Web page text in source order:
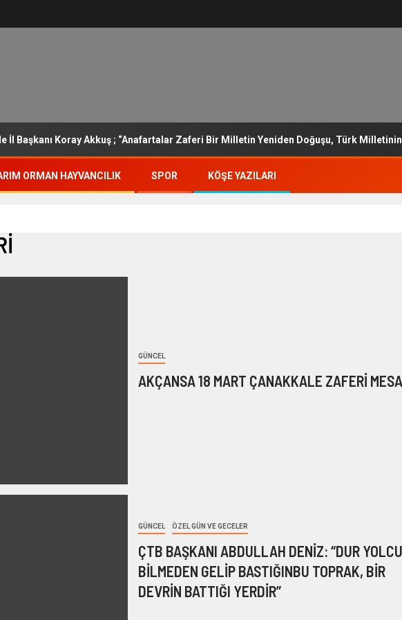
İl Başkanı Koray Akkuş ; “Anafartalar Zaferi Bir Milletin Yeniden Doğuşu, Türk
ORMAN HAYVANCILIK SPOR KÖŞE YAZILARI
GÜNCEL
AKÇANSA 18 MART ÇANAKKALE ZAFERİ
GÜNCEL ÖZEL GÜN VE GECELER
ÇTB BAŞKANI ABDULLAH DENİZ: “DUR
BİLMEDEN GELİP BASTIĞINBU TOPRAK, BİR
DEVRİN BATTIĞI YERDİR”